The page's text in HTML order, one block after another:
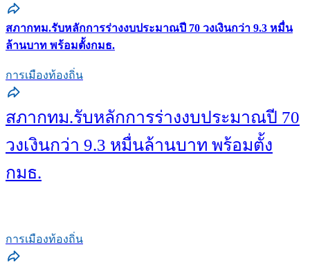
สภากทม.รับหลักการร่างงบประมาณปี 70 วงเงินกว่า 9.3 หมื่น
ล้านบาท พร้อมตั้งกมธ.
การเมืองท้องถิ่น
สภากทม.รับหลักการร่างงบประมาณปี 70
วงเงินกว่า 9.3 หมื่นล้านบาท พร้อมตั้ง
กมธ.
การเมืองท้องถิ่น